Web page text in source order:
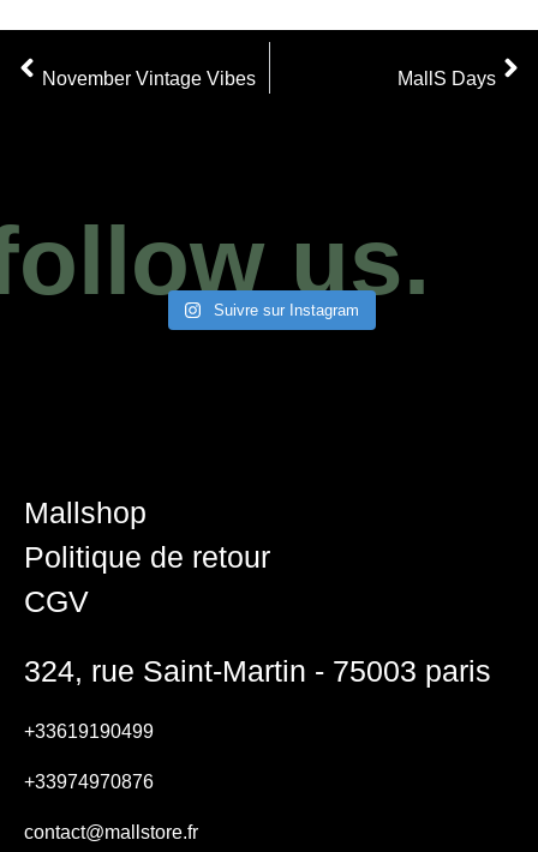
November Vintage Vibes MallS Days
us.
Suivre sur Instagram
Mallshop
Politique de retour
CGV
324, rue Saint-Martin - 75003 paris
+33619190499
+33974970876
contact@mallstore.fr